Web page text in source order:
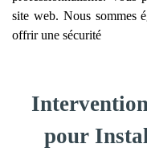
site web. Nous sommes
offrir une sécurité
pour